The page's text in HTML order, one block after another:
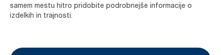
samem mestu hitro pridobite podrobnejše informacije o
izdelkih in trajnosti.